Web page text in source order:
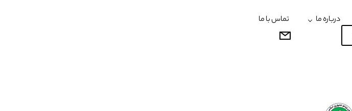
درباره ما
تماس با ما